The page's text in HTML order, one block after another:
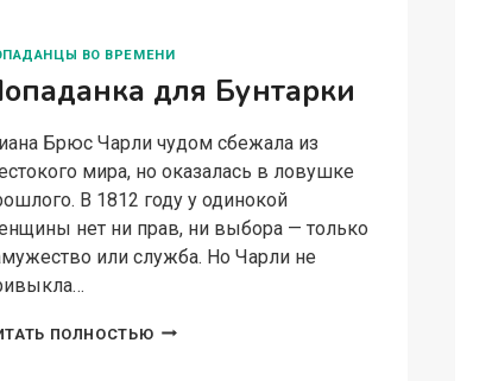
ВО ВРЕМЕНИ
для Бунтарки
Брюс Чарли чудом сбежала из
мира, но оказалась в ловушке
В 1812 году у одинокой
нет ни прав, ни выбора — только
или служба. Но Чарли не
ПОЛНОСТЬЮ ПОПАДАНКА